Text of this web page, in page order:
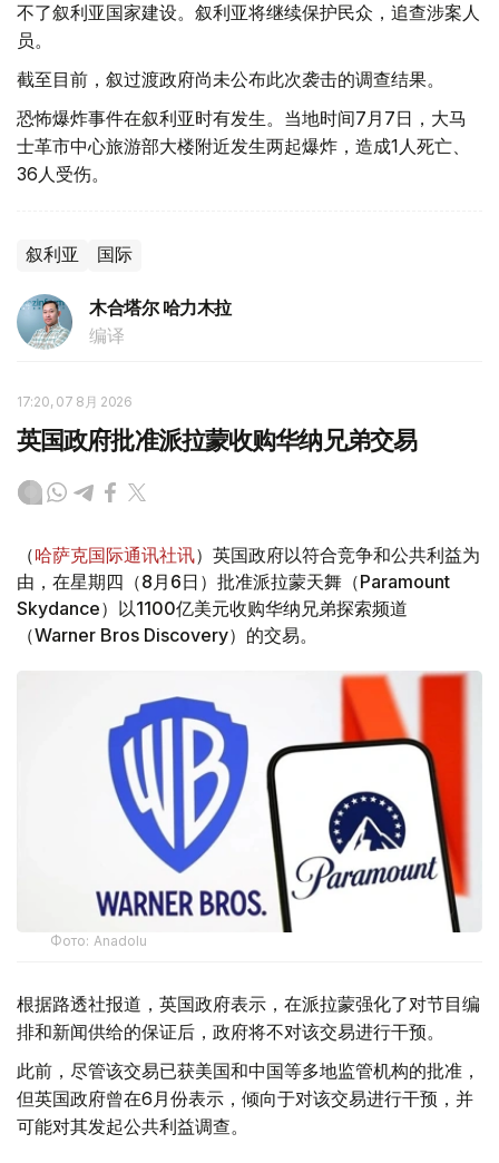
不了叙利亚国家建设。叙利亚将继续保护民众，追查涉案人
员。
截至目前，叙过渡政府尚未公布此次袭击的调查结果。
恐怖爆炸事件在叙利亚时有发生。当地时间7月7日，大马
士革市中心旅游部大楼附近发生两起爆炸，造成1人死亡、
36人受伤。
叙利亚 国际
木合塔尔 哈力木拉
编译
17:20, 07 8月 2026
英国政府批准派拉蒙收购华纳兄弟交易
（哈萨克国际通讯社讯）英国政府以符合竞争和公共利益为
由，在星期四（8月6日）批准派拉蒙天舞（Paramount
Skydance）以1100亿美元收购华纳兄弟探索频道
（Warner Bros Discovery）的交易。
Фото: Аnadolu
根据路透社报道，英国政府表示，在派拉蒙强化了对节目编
排和新闻供给的保证后，政府将不对该交易进行干预。
此前，尽管该交易已获美国和中国等多地监管机构的批准，
但英国政府曾在6月份表示，倾向于对该交易进行干预，并
可能对其发起公共利益调查。